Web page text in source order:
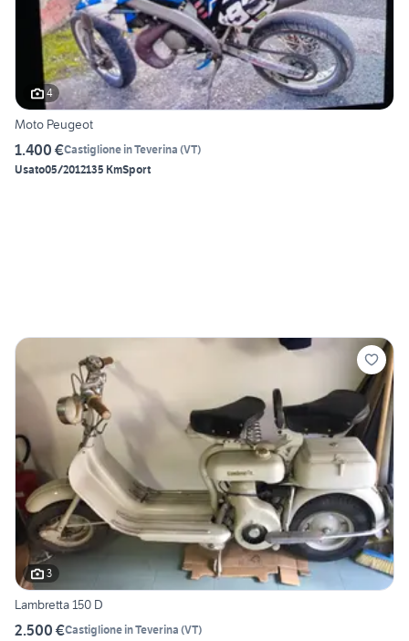
4
Moto Peugeot
1.400 €Castiglione in Teverina (VT)
Usato05/2012135 KmSport
3
Lambretta 150 D
2.500 €Castiglione in Teverina (VT)